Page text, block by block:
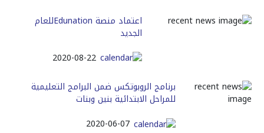
اعتماد منصة Edunationللعام
الجديد
2020-08-22
برنامج الروبوتكس ضمن البرامج التعليمية
للمراحل الابتدائية بنين وبنات
2020-06-07